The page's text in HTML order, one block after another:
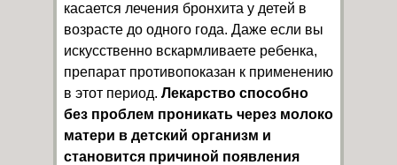
касается лечения бронхита у детей в
возрасте до одного года. Даже если вы
искусственно вскармливаете ребенка,
препарат противопоказан к применению
в этот период. Лекарство способно
без проблем проникать через молоко
матери в детский организм и
становится причиной появления